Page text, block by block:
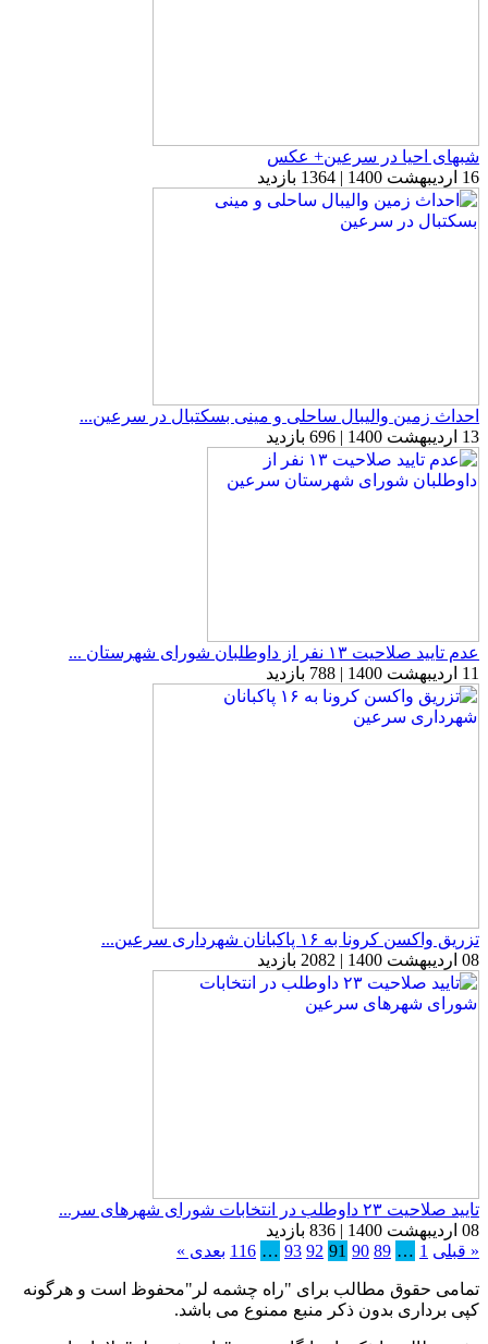
شبهای احیا در سرعین+ عکس
16 اردیبهشت 1400 | 1364 بازدید
احداث زمین والیبال ساحلی و مینی بسکتبال در سرعین...
13 اردیبهشت 1400 | 696 بازدید
عدم تایید صلاحیت ۱۳ نفر از داوطلبان شورای شهرستان ...
11 اردیبهشت 1400 | 788 بازدید
تزریق واکسن کرونا به ۱۶ پاکبانان شهرداری سرعین...
08 اردیبهشت 1400 | 2082 بازدید
تایید صلاحیت ۲۳ داوطلب در انتخابات شورای شهرهای سر...
08 اردیبهشت 1400 | 836 بازدید
« قبلی 1
…
89
90
91
92
93
…
116 بعدی »
تمامی حقوق مطالب برای "راه چشمه لر"محفوظ است و هرگونه
کپی برداری بدون ذکر منبع ممنوع می باشد.